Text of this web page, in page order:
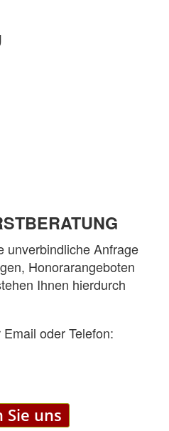
unverbindliche Anfrage
Honorarangeboten
Ihnen hierdurch
oder Telefon:
Sie uns